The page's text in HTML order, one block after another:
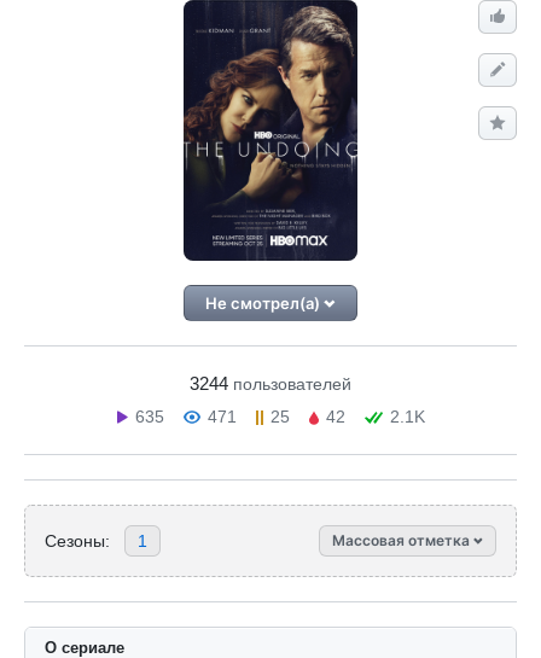
Не смотрел(а)
3244 пользователей
635
471 25 42 2.1K
Сезоны: 1 Массовая отметка
О сериале